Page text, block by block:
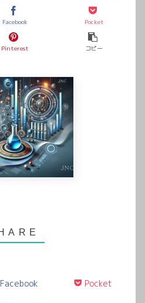
Facebook Pocket
Pinterest コピー
Facebook Pocket